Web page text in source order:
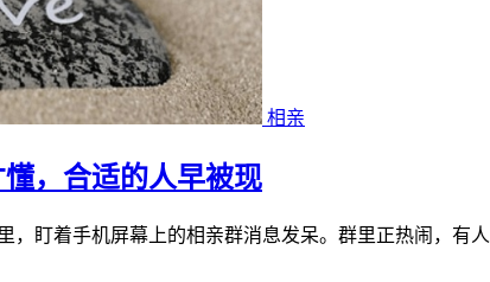
相亲
，合适的人早被现
，盯着手机屏幕上的相亲群消息发呆。群里正热闹，